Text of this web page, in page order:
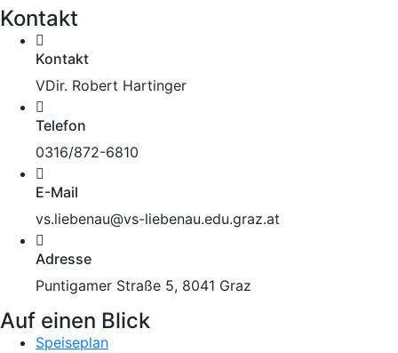
Kontakt
Kontakt
VDir. Robert Hartinger
Telefon
0316/872-6810
E-Mail
vs.liebenau@vs-liebenau.edu.graz.at
Adresse
Puntigamer Straße 5, 8041 Graz
Auf einen Blick
Speiseplan